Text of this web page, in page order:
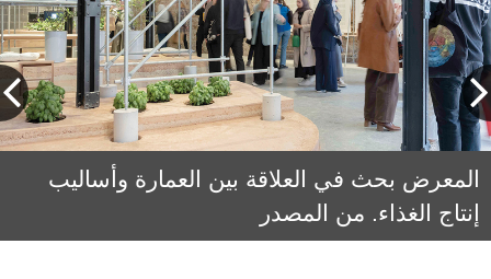
المعرض بحث في العلاقة بين العمارة وأساليب
إنتاج الغذاء. من المصدر
ليلى بن بريك: معرض «على نارٍ هادئة» أثار حواراً
هادفاً حول كيفية استجابة العمارة لإحدى أكثر قضايا
عصرنا إلحاحاً، وهي الأمن الغذائي.